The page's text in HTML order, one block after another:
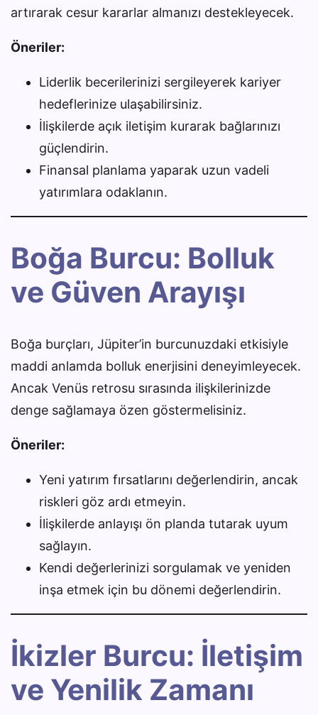
artırarak cesur kararlar almanızı destekleyecek.
Öneriler:
Liderlik becerilerinizi sergileyerek kariyer
hedeflerinize ulaşabilirsiniz.
İlişkilerde açık iletişim kurarak bağlarınızı
güçlendirin.
Finansal planlama yaparak uzun vadeli
yatırımlara odaklanın.
Boğa Burcu: Bolluk
ve Güven Arayışı
Boğa burçları, Jüpiter’in burcunuzdaki etkisiyle
maddi anlamda bolluk enerjisini deneyimleyecek.
Ancak Venüs retrosu sırasında ilişkilerinizde
denge sağlamaya özen göstermelisiniz.
Öneriler:
Yeni yatırım fırsatlarını değerlendirin, ancak
riskleri göz ardı etmeyin.
İlişkilerde anlayışı ön planda tutarak uyum
sağlayın.
Kendi değerlerinizi sorgulamak ve yeniden
inşa etmek için bu dönemi değerlendirin.
İkizler Burcu: İletişim
ve Yenilik Zamanı